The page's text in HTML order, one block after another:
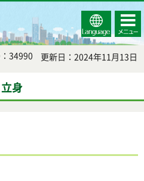
Select
Language
コンテ
ンツメ
ニュー
34990 更新日：2024年11月13日
身